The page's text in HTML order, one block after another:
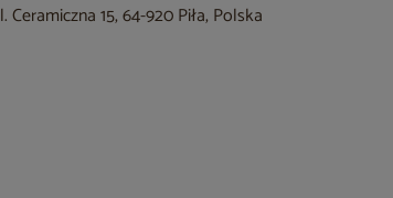
15, 64-920 Piła, Polska